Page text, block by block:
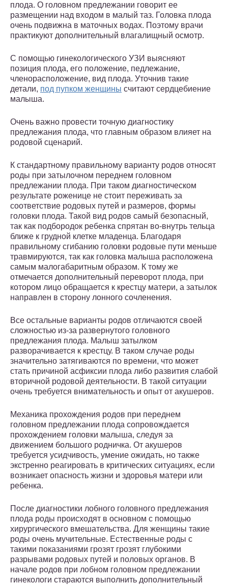
плода. О головном предлежании говорит ее
размещении над входом в малый таз. Головка плода
очень подвижна в маточных водах. Поэтому врачи
практикуют дополнительный влагалищный осмотр.
С помощью гинекологического УЗИ выясняют
позиция плода, его положение, педлежание,
членорасположение, вид плода. Уточнив такие
детали, под пупком женщины считают сердцебиение
малыша.
Очень важно провести точную диагностику
предлежания плода, что главным образом влияет на
родовой сценарий.
К стандартному правильному варианту родов относят
роды при затылочном переднем головном
предлежании плода. При таком диагностическом
результате роженице не стоит переживать за
соответствие родовых путей и размеров, формы
головки плода. Такой вид родов самый безопасный,
так как подбородок ребенка спрятан во-внутрь тельца
ближе к грудной клетке младенца. Благодаря
правильному сгибанию головки родовые пути меньше
травмируются, так как головка малыша расположена
самым малогабаритным образом. К тому же
отмечается дополнительный переворот плода, при
котором лицо обращается к крестцу матери, а затылок
направлен в сторону лонного сочленения.
Все остальные варианты родов отличаются своей
сложностью из-за развернутого головного
предлежания плода. Малыш затылком
разворачивается к крестцу. В таком случае роды
значительно затягиваются по времени, что может
стать причиной асфиксии плода либо развития слабой
вторичной родовой деятельности. В такой ситуации
очень требуется внимательность и опыт от акушеров.
Механика прохождения родов при переднем
головном предлежании плода сопровождается
прохождением головки малыша, следуя за
движением большого родничка. От акушеров
требуется усидчивость, умение ожидать, но также
экстренно реагировать в критических ситуациях, если
возникает опасность жизни и здоровья матери или
ребенка.
После диагностики лобного головного предлежания
плода роды происходят в основном с помощью
хирургического вмешательства. Для женщины такие
роды очень мучительные. Естественные роды с
такими показаниями грозят грозят глубокими
разрывами родовых путей и половых органов. В
начале родов при лобном головном предлежании
гинекологи стараются выполнить дополнительный